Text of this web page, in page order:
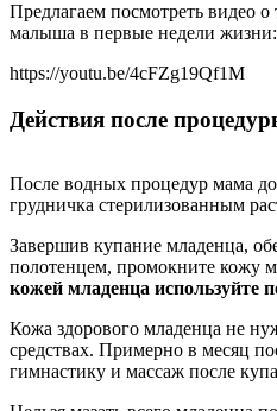
Предлагаем посмотреть видео
малыша в первые недели жизни:
https://youtu.be/4cFZg19Qf1M
Действия после
После водных процедур мама
грудничка стерилизованным
Завершив купание младенца,
полотенцем, промокните кожу
кожей младенца используйте
Кожа здорового младенца не
средствах. Примерно в месяц
гимнастику и массаж после